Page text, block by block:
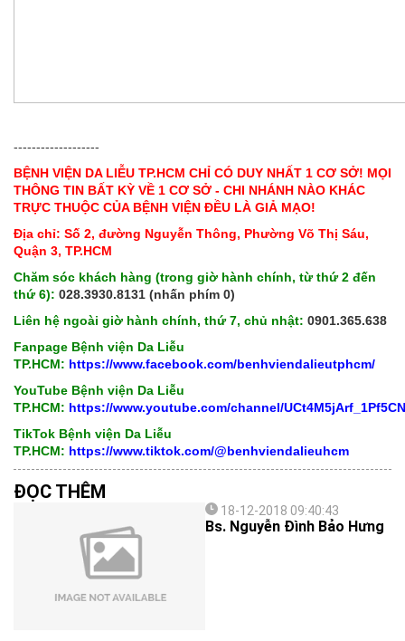
-------------------
BỆNH VIỆN DA LIỄU TP.HCM CHỈ CÓ DUY NHẤT 1 CƠ SỞ! MỌI
THÔNG TIN BẤT KỲ VỀ 1 CƠ SỞ - CHI NHÁNH NÀO KHÁC
TRỰC THUỘC CỦA BỆNH VIỆN ĐỀU LÀ GIẢ MẠO!
Địa chỉ: Số 2, đường Nguyễn Thông, Phường Võ Thị Sáu,
Quận 3, TP.HCM
Chăm sóc khách hàng (trong giờ hành chính, từ thứ 2 đến
thứ 6): 028.3930.8131 (nhấn phím 0)
Liên hệ ngoài giờ hành chính, thứ 7, chủ nhật: 0901.365.638
Fanpage Bệnh viện Da Liễu
TP.HCM: https://www.facebook.com/benhviendalieutphcm/
YouTube Bệnh viện Da Liễu
TP.HCM: https://www.youtube.com/channel/
TikTok Bệnh viện Da Liễu
TP.HCM: https://www.tiktok.com/@benhviendalieuhcm
ĐỌC THÊM
18-12-2018 09:40:43
Bs. Nguyễn Đình Bảo Hưng